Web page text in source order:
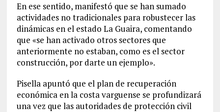
​En ese sentido, manifestó que se han sumado
actividades no tradicionales para robustecer las
dinámicas en el estado La Guaira, comentando
que «se han activado otros sectores que
anteriormente no estaban, como es el sector
construcción, por darte un ejemplo».
​Pisella apuntó que el plan de recuperación
económica en la costa varguense se profundizará
una vez que las autoridades de protección civil